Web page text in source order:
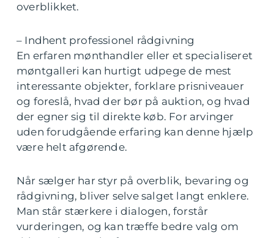
overblikket.
– Indhent professionel rådgivning
En erfaren mønthandler eller et specialiseret
møntgalleri kan hurtigt udpege de mest
interessante objekter, forklare prisniveauer
og foreslå, hvad der bør på auktion, og hvad
der egner sig til direkte køb. For arvinger
uden forudgående erfaring kan denne hjælp
være helt afgørende.
Når sælger har styr på overblik, bevaring og
rådgivning, bliver selve salget langt enklere.
Man står stærkere i dialogen, forstår
vurderingen, og kan træffe bedre valg om